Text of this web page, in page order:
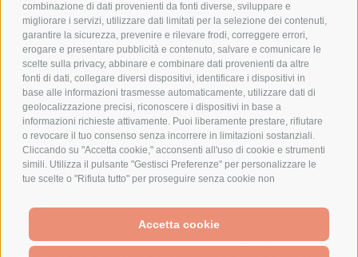
combinazione di dati provenienti da fonti diverse, sviluppare e
migliorare i servizi, utilizzare dati limitati per la selezione dei contenuti,
garantire la sicurezza, prevenire e rilevare frodi, correggere errori,
erogare e presentare pubblicità e contenuto, salvare e comunicare le
scelte sulla privacy, abbinare e combinare dati provenienti da altre
fonti di dati, collegare diversi dispositivi, identificare i dispositivi in
base alle informazioni trasmesse automaticamente, utilizzare dati di
geolocalizzazione precisi, riconoscere i dispositivi in base a
informazioni richieste attivamente. Puoi liberamente prestare, rifiutare
o revocare il tuo consenso senza incorrere in limitazioni sostanziali.
Cliccando su "Accetta cookie," acconsenti all'uso di cookie e strumenti
simili. Utilizza il pulsante "Gestisci Preferenze" per personalizzare le
tue scelte o "Rifiuta tutto" per proseguire senza cookie non
momento cliccando sul link "Preferenze Cookie" in fondo alla pagina o
sull'icona dello scudo in basso a sinistra. Le tue preferenze si
applicheranno al solo dispositivo in uso.
Accetta cookie
CHI SIAMO
MARCHI TRATTATI
CONDOMINI
Bonifico
Bancario
SPESA ELETTRICA SOCIETA CONSORTILE A RESPONSABILITA LIMITATA - VIALE
MILANOFIORI, STRADA 4 - PALAZZO A5 20057, ASSAGO MILANO - PARTITA IVA
We use cookies (and other similar technologies) to collect data
to improve your shopping experience.
By using our website,